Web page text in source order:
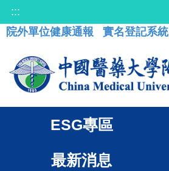
:::
院外單位健康通報
實名登記系統
ESG專區
最新消息